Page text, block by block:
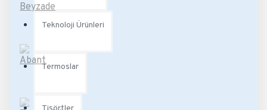
Teknoloji Ürünleri
Termoslar